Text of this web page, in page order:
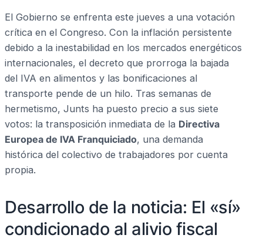
El Gobierno se enfrenta este jueves a una votación
crítica en el Congreso. Con la inflación persistente
debido a la inestabilidad en los mercados energéticos
internacionales, el decreto que prorroga la bajada
del IVA en alimentos y las bonificaciones al
transporte pende de un hilo. Tras semanas de
hermetismo, Junts ha puesto precio a sus siete
votos: la transposición inmediata de la Directiva
Europea de IVA Franquiciado, una demanda
histórica del colectivo de trabajadores por cuenta
propia.
Desarrollo de la noticia: El «sí»
condicionado al alivio fiscal